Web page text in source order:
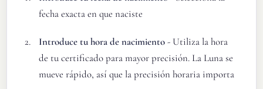
fecha exacta en que naciste
Introduce tu hora de nacimiento- Utiliza la hora
de tu certificado para mayor precisión. La Luna se
mueve rápido, así que la precisión horaria importa